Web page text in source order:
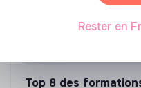
Top 8 des
Rester en